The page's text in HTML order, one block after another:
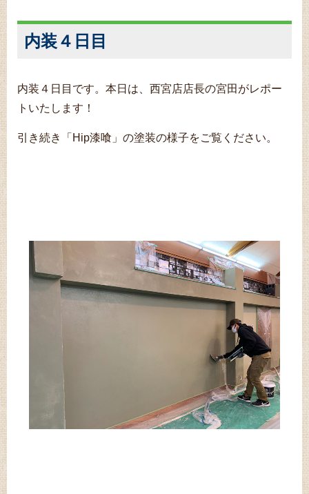
内装４日目
内装４日目です。本日は、西宮店店長の宮田がレポー
トいたします！
引き続き「Hip漆喰」の塗装の様子をご覧ください。